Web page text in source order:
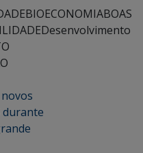
BIOECONOMIABOAS
Desenvolvimento
durante